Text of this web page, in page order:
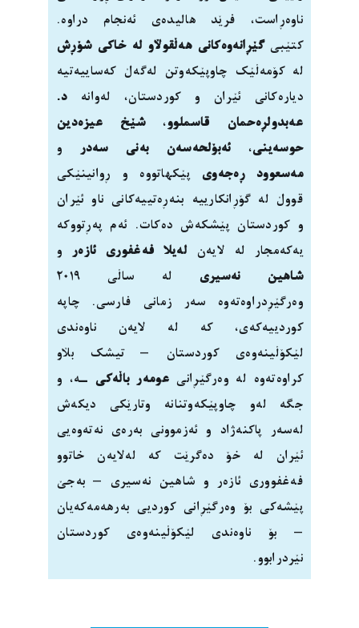
ناوەڕاست، فرێد هالیدەی ئەنجام دراوە.
کتێبیگێڕانەوەکانی هەڵقوڵاو لە خاکی شۆڕش
لە کۆمەڵێک چاوپێکەوتن لەگەڵ کەساییەتیە
دیارەکانی ئێران و کوردستان، لەوانەد.
عەبدولڕەحمان قاسملوو،شێخ عیزەدین
حوسەینی،ئەبۆلحەسەن بەنی سەدر و
مەسعوود ڕەجەوی پێکهاتووە و ڕوانینێکی
قووڵ لە گۆڕانکارییە بنەڕەتییەکانی ناو ئێران
و کوردستان پێشکەش دەکات. ئەم پەڕتووکە
یەکەمجار لە لایەنلەیلا فەغفوری ئازەر و
شاهین نەسیری
لە ساڵی ٢٠١٩
وەرگێڕدراوەتەوە سەر زمانی فارسی. چاپە
کوردییەکەی، کە لە لایەن ناوەندی
لێکۆڵینەوەی کوردستان – تیشک بڵاو
کراوەتەوە لە وەرگێڕانیعومەر باڵەکی ـە، و
جگە لەو چاوپێکەوتنانە وتارێکی دیکەش
لەسەر پاکنەژاد و ئەزموونی بەرەی نەتەوەیی
ئێران لە خۆ دەگرێت کە لەلایەن خاتوو
فەغفووری ئازەر و شاهین نەسیری – بەجێ
پێشەکی بۆ وەرگێڕانی کوردیی بەرهەمەکەیان
– بۆ ناوەندی لێکۆڵینەوەی کوردستان
نێردرابوو.